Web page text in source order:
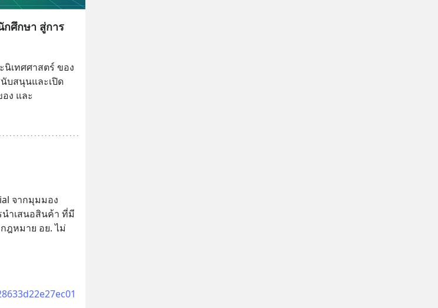
กศึกษา สู่การ
เทศศาสตร์ ของ
บสนุนและเปิด
ง และ
จากมุมมอง
นำเสนอสินค้า ที่มี
ฎหมาย อย. ไม่